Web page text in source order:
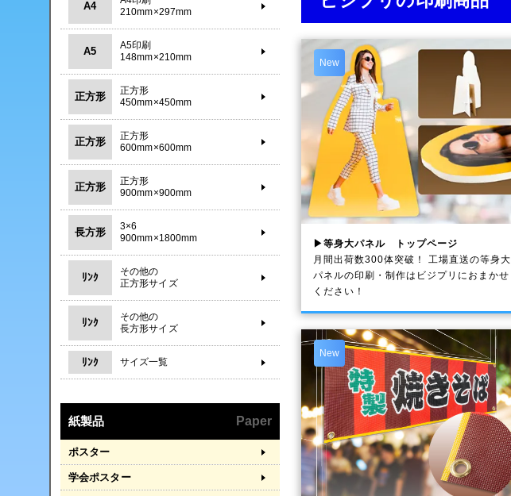
New
▶等身大パネル トップページ
月間出荷数300体突破！ 工場直送の等身大
パネルの印刷・制作は ビジプリ におまかせ
ください！
New
A4
210mm×297mm
A5
A5印刷
148mm×210mm
正方形
正方形
450mm×450mm
正方形
正方形
600mm×600mm
正方形
正方形
900mm×900mm
長方形
3×6
900mm×1800mm
ﾘﾝｸ
その他の
正方形サイズ
ﾘﾝｸ
その他の
長方形サイズ
ﾘﾝｸ サイズ一覧
紙製品 Paper
ポスター
学会ポスター